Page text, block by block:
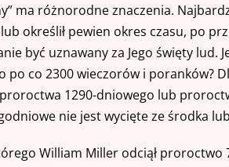
ma różnorodne znaczenia.
lub określił pewien okres czasu, po
być uznawany za Jego święty lud.
po co 2300 wieczorów i poranków?
1290-dniowego lub
nie jest wycięte ze środka
William Miller odciął